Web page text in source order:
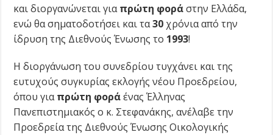
και διοργανώνεται γιαπρώτη φοράστην Ελλάδα,
ενώ θα σηματοδοτήσει και τα30 χρόνια από την
ίδρυση της Διεθνούς Ένωσης το 1993!
Η διοργάνωση του συνεδρίου τυγχάνει και της
ευτυχούς συγκυρίας εκλογής νέου Προεδρείου,
όπου γιαπρώτη φοράένας Έλληνας
Πανεπιστημιακός ο κ. Στεφανάκης, ανέλαβε την
Προεδρεία της Διεθνούς Ένωσης Οικολογικής